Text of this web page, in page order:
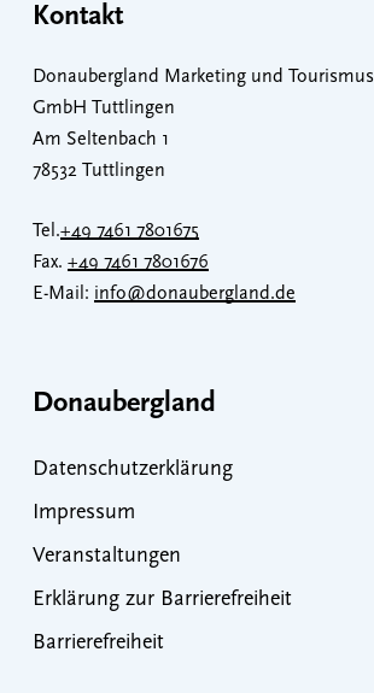
Kontakt
Donaubergland Marketing und Tourismus
GmbH Tuttlingen
Am Seltenbach 1
78532 Tuttlingen
Tel.+49 7461 7801675
Fax. +49 7461 7801676
E-Mail: info@donaubergland.de
Donaubergland
Datenschutzerklärung
Impressum
Veranstaltungen
Erklärung zur Barrierefreiheit
Barrierefreiheit